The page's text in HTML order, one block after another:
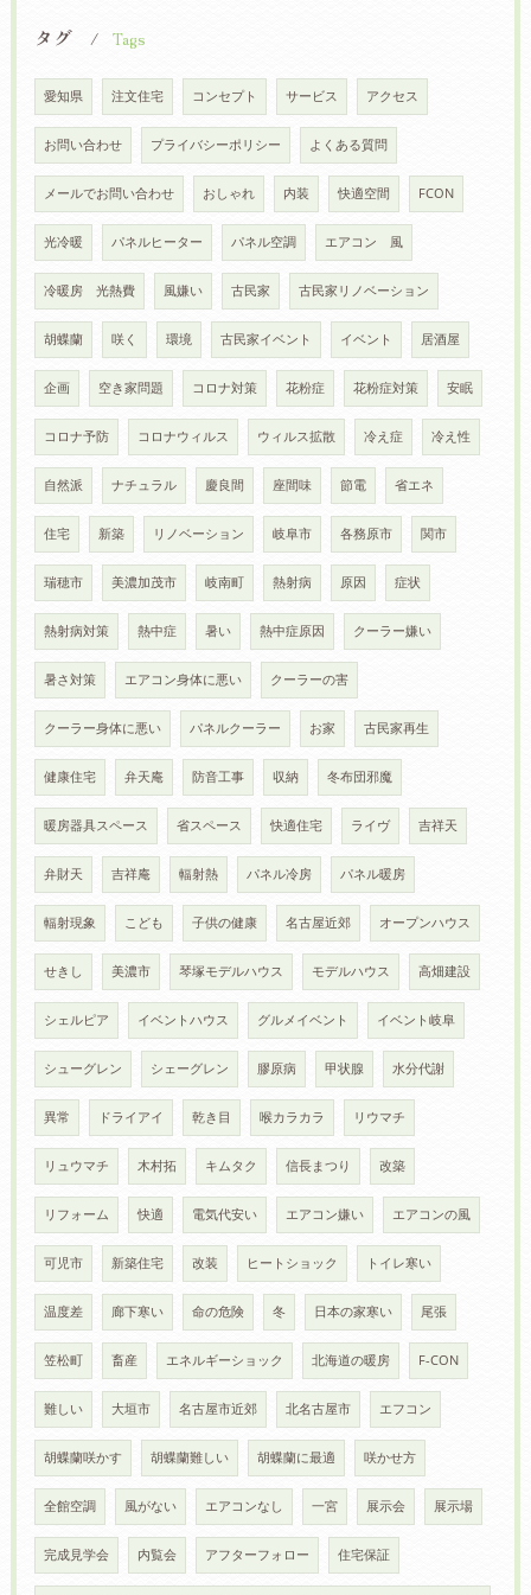
タグ Tags
愛知県 注文住宅 コンセプト サービス アクセス
お問い合わせ プライバシーポリシー よくある質問
メールでお問い合わせ おしゃれ 内装 快適空間 FCON
光冷暖 パネルヒーター パネル空調 エアコン 風
冷暖房 光熱費 風嫌い 古民家 古民家リノベーション
胡蝶蘭 咲く 環境 古民家イベント イベント 居酒屋
企画 空き家問題 コロナ対策 花粉症 花粉症対策 安眠
コロナ予防 コロナウィルス ウィルス拡散 冷え症 冷え性
自然派 ナチュラル 慶良間 座間味 節電 省エネ
住宅 新築 リノベーション 岐阜市 各務原市 関市
瑞穂市 美濃加茂市 岐南町 熱射病 原因 症状
熱射病対策 熱中症 暑い 熱中症原因 クーラー嫌い
暑さ対策 エアコン身体に悪い クーラーの害
クーラー身体に悪い パネルクーラー お家 古民家再生
健康住宅 弁天庵 防音工事 収納 冬布団邪魔
暖房器具スペース 省スペース 快適住宅 ライヴ 吉祥天
弁財天 吉祥庵 輻射熱 パネル冷房 パネル暖房
輻射現象 こども 子供の健康 名古屋近郊 オープンハウス
せきし 美濃市 琴塚モデルハウス モデルハウス 高畑建設
シェルピア イベントハウス グルメイベント イベント岐阜
シューグレン シェーグレン 膠原病 甲状腺 水分代謝
異常 ドライアイ 乾き目 喉カラカラ リウマチ
リュウマチ 木村拓 キムタク 信長まつり 改築
リフォーム 快適 電気代安い エアコン嫌い エアコンの風
可児市 新築住宅 改装 ヒートショック トイレ寒い
温度差 廊下寒い 命の危険 冬 日本の家寒い 尾張
笠松町 畜産 エネルギーショック 北海道の暖房 F-CON
難しい 大垣市 名古屋市近郊 北名古屋市 エフコン
胡蝶蘭咲かす 胡蝶蘭難しい 胡蝶蘭に最適 咲かせ方
全館空調 風がない エアコンなし 一宮 展示会 展示場
完成見学会 内覧会 アフターフォロー 住宅保証